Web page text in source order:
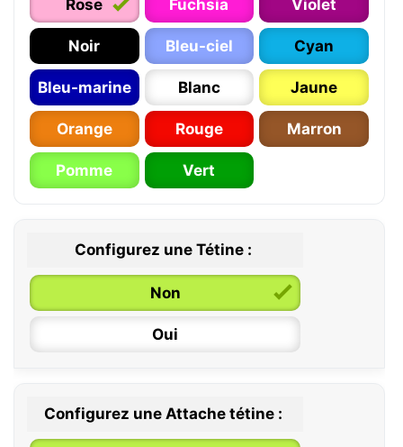
Rose Fuchsia Violet
Noir Bleu-ciel Cyan
Bleu-marine Blanc Jaune
Orange Rouge Marron
Pomme Vert
Configurez une Tétine :
Non
Oui
0 / 6 mois
Configurez une Attache tétine :